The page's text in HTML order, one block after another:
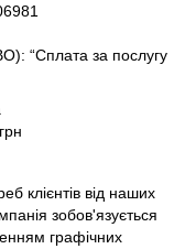
“Сплата за послугу
клієнтів від наших
зобов'язується
графічних